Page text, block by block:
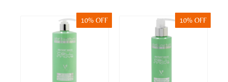
10% OFF 10% OFF